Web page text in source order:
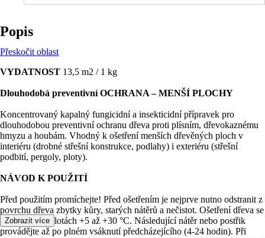
Popis
Přeskočit oblast
VYDATNOST 13,5 m2 / 1 kg
Dlouhodobá preventivní OCHRANA – MENŠÍ PLOCHY
Koncentrovaný kapalný fungicidní a insekticidní přípravek pro
dlouhodobou preventivní ochranu dřeva proti plísním, dřevokaznému
hmyzu a houbám. Vhodný k ošetření menších dřevěných ploch v
interiéru (drobné střešní konstrukce, podlahy) i exteriéru (střešní
podbití, pergoly, ploty).
NÁVOD K POUŽITÍ
Před použitím promíchejte! Před ošetřením je nejprve nutno odstranit z
povrchu dřeva zbytky kůry, starých nátěrů a nečistot. Ošetření dřeva se
provádí při teplotách +5 až +30 °C. Následující nátěr nebo postřik
provádějte až po plném vsáknutí předcházejícího (4-24 hodin). Při
Zobrazit více